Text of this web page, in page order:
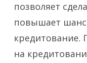
позволяет
повышает
кредитование.
на